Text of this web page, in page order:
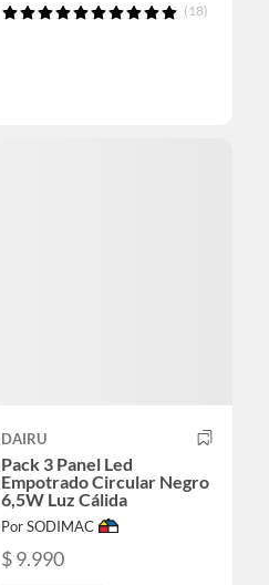
(18)
DAIRU
Pack 3 Panel Led
Empotrado Circular Negro
6,5W Luz Cálida
Por SODIMAC
$ 9.990